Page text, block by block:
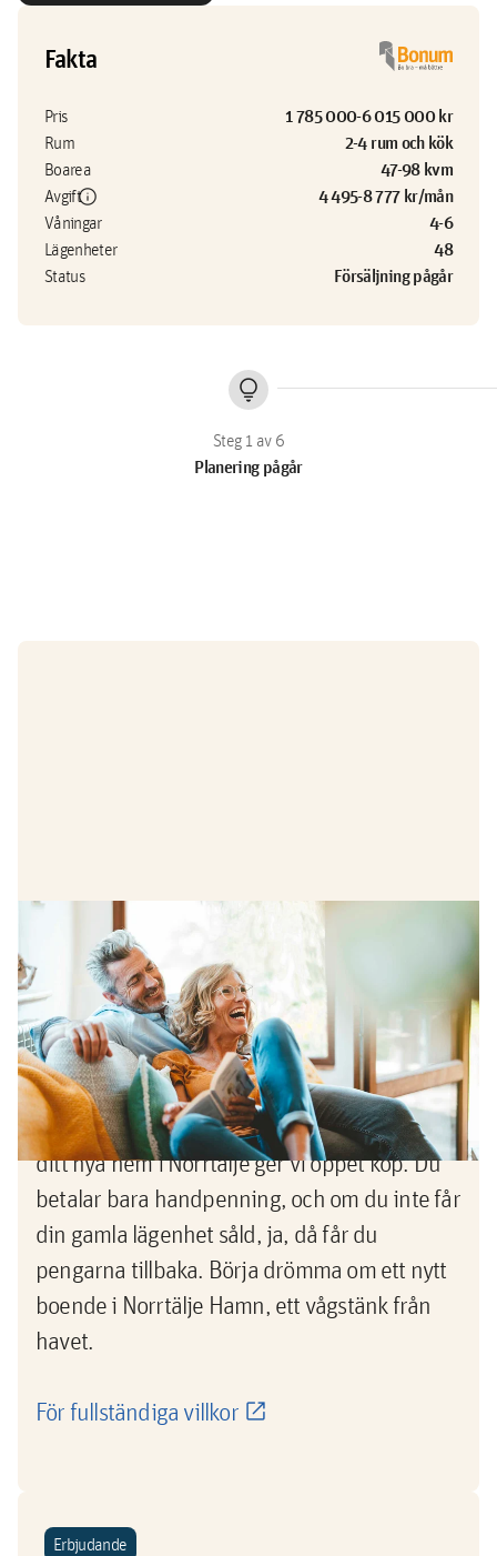
Fakta
Pris 1 785 000-6 015 000 kr
Rum 2-4 rum och kök
Boarea 47-98 kvm
Avgiftinfo 4 495-8 777 kr/mån
Våningar 4-6
Lägenheter 48
Status Försäljning pågår
lightbulb
Planering pågår
Erbjudande
Köp nu, sälj sedan -pengarna
tillbaka om du inte lyckas sälja din
gamla bostad
Nu vågar du köpa innan du sålt! När du köper
ditt nya hem i Norrtälje ger vi öppet köp. Du
betalar bara handpenning, och om du inte får
din gamla lägenhet såld, ja, då får du
pengarna tillbaka. Börja drömma om ett nytt
boende i Norrtälje Hamn, ett vågstänk från
havet.
För fullständiga villkor
Erbjudande